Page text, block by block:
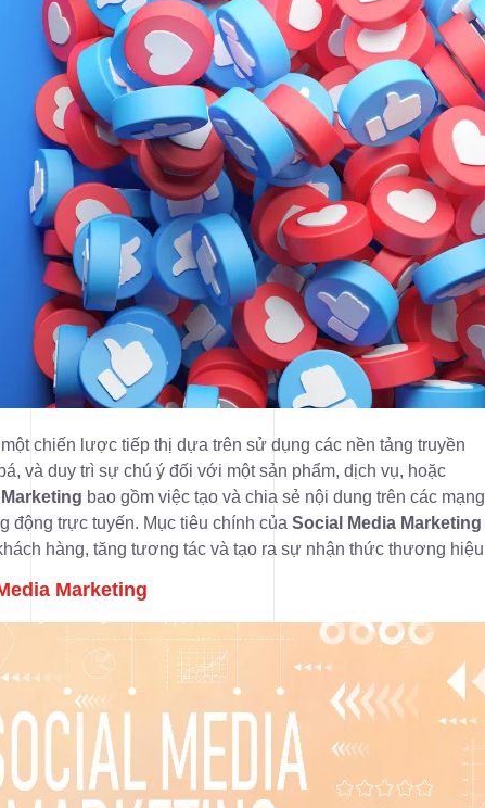
một chiến lược tiếp thị dựa trên sử dụng các nền tảng truyền
và duy trì sự chú ý đối với một sản phẩm, dịch vụ, hoặc
bao gồm việc tạo và chia sẻ nội dung trên các mạng
động trực tuyến. Mục tiêu chính của Social Media Marketing
hàng, tăng tương tác và tạo ra sự nhận thức thương hiệu
Marketing